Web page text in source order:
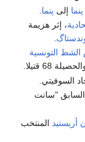
إلى پنما
، إثر هزيمة
الشط التونسية
68 قتيلا.
السوفيتي.
السابق "سانت
أريستيد المنتخب